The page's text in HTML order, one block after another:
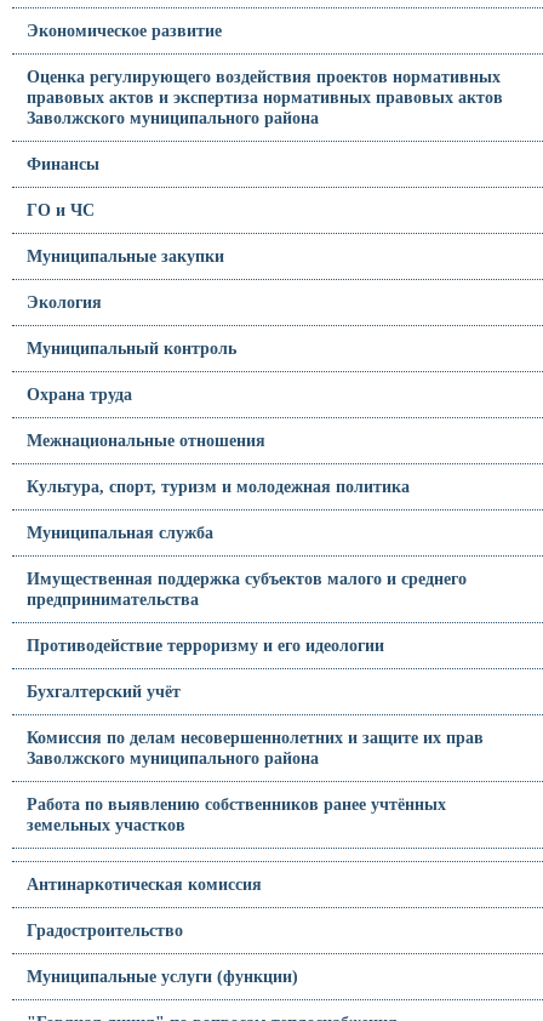
Экономическое развитие
Оценка регулирующего воздействия проектов нормативных
правовых актов и экспертиза нормативных правовых актов
Заволжского муниципального района
Финансы
ГО и ЧС
Муниципальные закупки
Экология
Муниципальный контроль
Охрана труда
Межнациональные отношения
Культура, спорт, туризм и молодежная политика
Муниципальная служба
Имущественная поддержка субъектов малого и среднего
предпринимательства
Противодействие терроризму и его идеологии
Бухгалтерский учёт
Комиссия по делам несовершеннолетних и защите их прав
Заволжского муниципального района
Работа по выявлению собственников ранее учтённых
земельных участков
Антинаркотическая комиссия
Градостроительство
Муниципальные услуги (функции)